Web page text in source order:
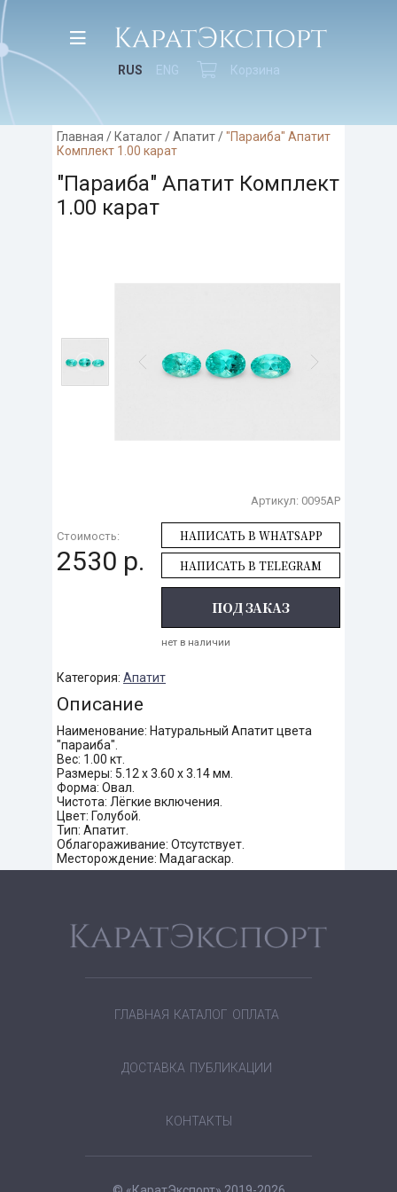
RUS ENG Корзина
Главная /Каталог/Апатит/"Параиба" Апатит
Комплект 1.00 карат
"Параиба" Апатит Комплект
1.00 карат
Артикул: 0095AP
Стоимость:
2530 р.
НАПИСАТЬ В WHATSAPP
НАПИСАТЬ В TELEGRAM
ПОД ЗАКАЗ
нет в наличии
Категория: Апатит
Описание
Наименование: Натуральный Апатит цвета
"параиба".
Вес: 1.00 кт.
Размеры: 5.12 х 3.60 х 3.14 мм.
Форма: Овал.
Чистота: Лёгкие включения.
Цвет: Голубой.
Тип: Апатит.
Облагораживание: Отсутствует.
Месторождение: Мадагаскар.
ГЛАВНАЯ КАТАЛОГ ОПЛАТА
ДОСТАВКА ПУБЛИКАЦИИ
КОНТАКТЫ